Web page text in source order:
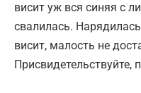
висит уж вся синяя с
свалилась.
висит, малость не
Присвидетельствуйте,